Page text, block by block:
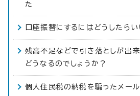
た
口座振替にするにはどうしたら
残高不足などで引き落としが出
どうなるのでしょうか？
個人住民税の納税を騙ったメー